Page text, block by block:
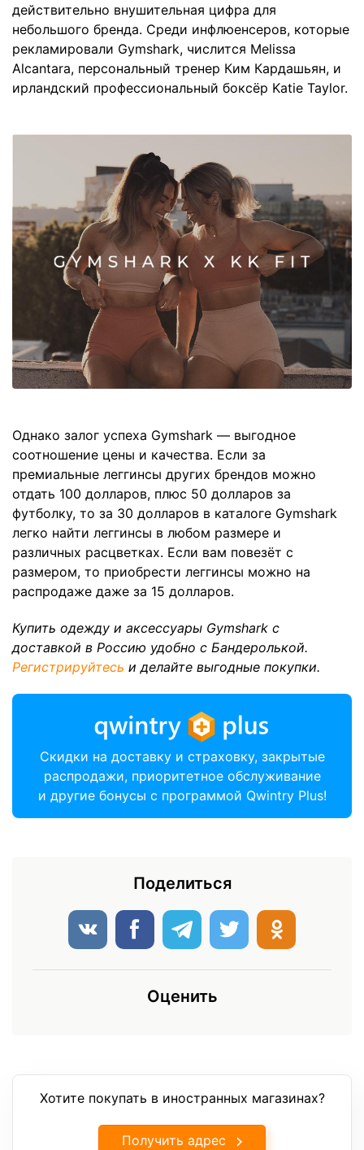
действительно внушительная цифра для
небольшого бренда. Среди инфлюенсеров, которые
рекламировали Gymshark, числится Melissa
Alcantara, персональный тренер Ким Кардашьян, и
ирландский профессиональный боксёр Katie Taylor.
Однако залог успеха Gymshark — выгодное
соотношение цены и качества. Если за
премиальные леггинсы других брендов можно
отдать 100 долларов, плюс 50 долларов за
футболку, то за 30 долларов в каталоге Gymshark
легко найти леггинсы в любом размере и
различных расцветках. Если вам повезёт с
размером, то приобрести леггинсы можно на
распродаже даже за 15 долларов.
Купить одежду и аксессуары Gymshark с
доставкой в Россию удобно с Бандеролькой.
Регистрируйтесь и делайте выгодные покупки.
Скидки на доставку и страховку, закрытые
распродажи, приоритетное обслуживание
и другие бонусы с программой Qwintry Plus!
Поделиться
Оценить
Хотите покупать в иностранных магазинах?
Получить адрес